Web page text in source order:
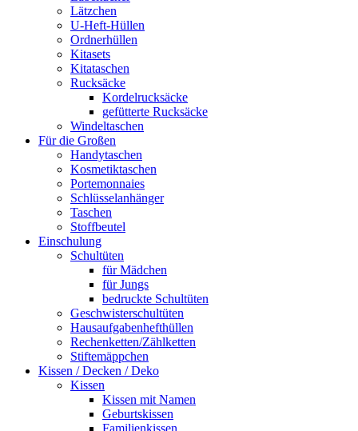
Lätzchen
U-Heft-Hüllen
Ordnerhüllen
Kitasets
Kitataschen
Rucksäcke
Kordelrucksäcke
gefütterte Rucksäcke
Windeltaschen
Für die Großen
Handytaschen
Kosmetiktaschen
Portemonnaies
Schlüsselanhänger
Taschen
Stoffbeutel
Einschulung
Schultüten
für Mädchen
für Jungs
bedruckte Schultüten
Geschwisterschultüten
Hausaufgabenhefthüllen
Rechenketten/Zählketten
Stiftemäppchen
Kissen / Decken / Deko
Kissen
Kissen mit Namen
Geburtskissen
Familienkissen